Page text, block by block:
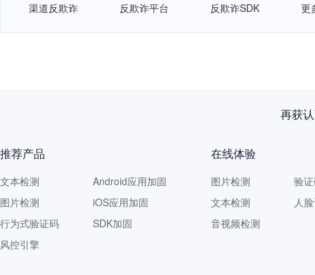
渠道反欺诈
反欺诈平台 反欺诈SDK 更
再获
推荐产品
文本检测
图片检测
行为式验证码
风控引擎
Android应用加固
iOS应用加固
SDK加固
在线体验
图片检测
文本检测
音视频检测
验
人